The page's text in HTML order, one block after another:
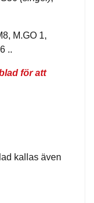
M.GO 1,
..
för att
kallas även